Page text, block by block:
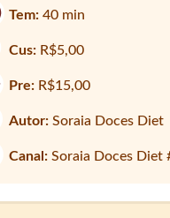
Tem:40 min
Cus: R$5,00
Pre: R$15,00
Autor: Soraia Doces Diet
Canal: Soraia Doces Diet